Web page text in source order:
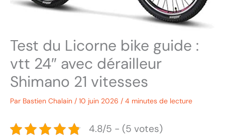
Test du Licorne bike guide :
vtt 24″ avec dérailleur
Shimano 21 vitesses
Par Bastien Chalain / 10 juin 2026 / 4 minutes de lecture
4.8/5 - (5 votes)